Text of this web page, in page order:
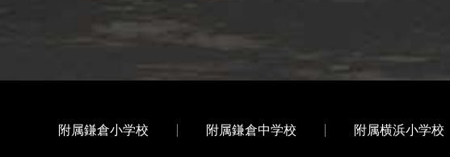
附属鎌倉小学校 附属鎌倉中学校 附属横浜小学校